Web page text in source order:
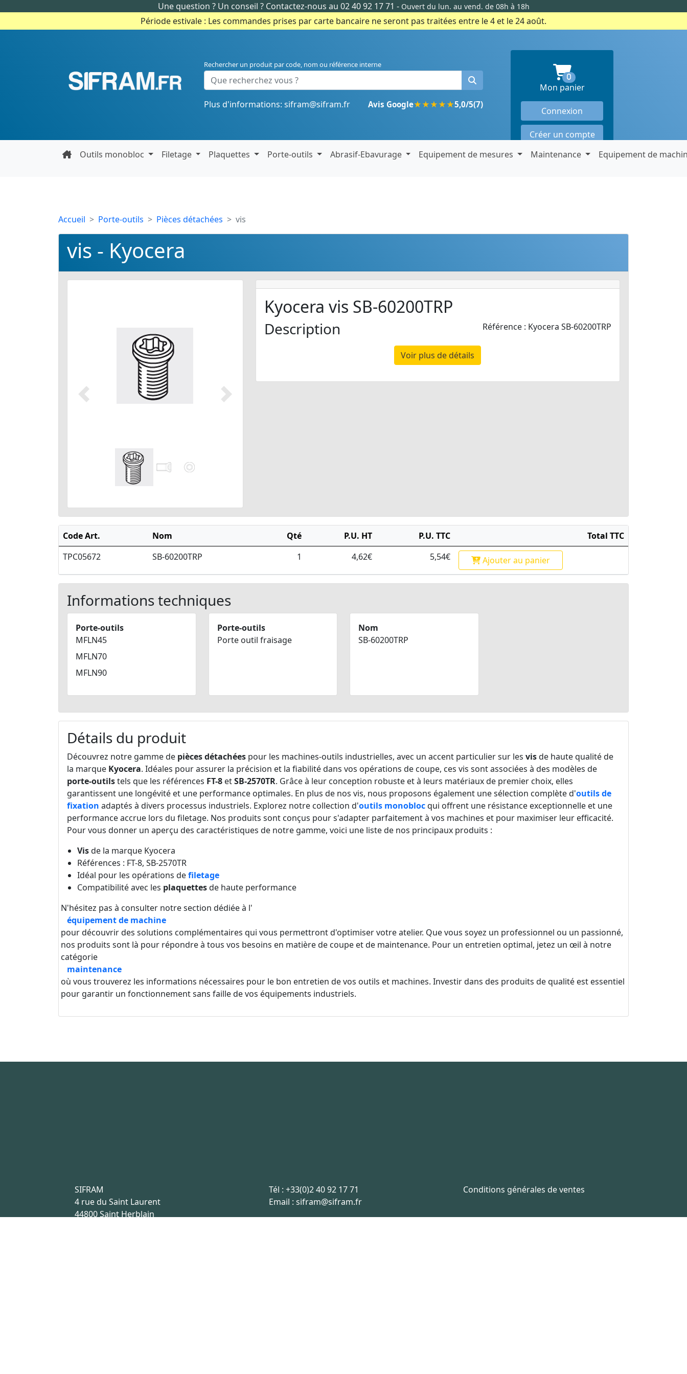
Une question ? Un conseil ?Contactez-nous au 02 40 92 17 71 - Ouvert du lun. au vend. de 08h à 18h
Période estivale : Les commandes prises par carte bancaire ne seront pas traitées entre le 4 et le 24 août.
Rechercher un produit par code, nom ou référence interne
Plus d'informations: sifram@sifram.fr Avis Google★★★★★5,0/5(7)
0produits en panier
Mon panier
Connexion
Créer un compte
Outils monobloc
Filetage Plaquettes Porte-outils Abrasif-Ebavurage Equipement de mesures Maintenance Equipement de
Accueil Porte-outils Pièces détachées vis
vis - Kyocera
Précédent Suivant
Kyocera vis SB-60200TRP
Référence : Kyocera SB-60200TRP
Description
Voir plus de détails
Code Art. Nom Qté P.U. HT P.U. TTC
Total TTC
TPC05672
SB-60200TRP 1 4,62€ 5,54€ Ajouterau panier
Informations techniques
Porte-outils
MFLN45
MFLN70
MFLN90
Porte-outils
Porte outil fraisage
Nom
SB-60200TRP
Détails du produit
Découvrez notre gamme de pièces détachées pour les machines-outils industrielles, avec un accent particulier sur les visde haute qualité de
la marque Kyocera. Idéales pour assurer la précision et la fiabilité dans vos opérations de coupe, ces vis sont associées à des modèles de
porte-outilstels que les références FT-8 etSB-2570TR. Grâce à leur conception robuste et à leurs matériaux de premier choix, elles
garantissent une longévité et une performance optimales. En plus de nos vis, nous proposons également une sélection complète d'outils de
fixation adaptés à divers processus industriels. Explorez notre collection d'outils monoblocqui offrent une résistance exceptionnelle et une
performance accrue lors du filetage. Nos produits sont conçus pour s'adapter parfaitement à vos machines et pour maximiser leur efficacité.
Pour vous donner un aperçu des caractéristiques de notre gamme, voici une liste de nos principaux produits :
Visde la marque Kyocera
Références : FT-8, SB-2570TR
Idéal pour les opérations defiletage
Compatibilité avec les plaquettesde haute performance
N'hésitez pas à consulter notre section dédiée à l'
équipement de machine
pour découvrir des solutions complémentaires qui vous permettront d'optimiser votre atelier. Que vous soyez un professionnel ou un passionné,
nos produits sont là pour répondre à tous vos besoins en matière de coupe et de maintenance. Pour un entretien optimal, jetez un œil à notre
catégorie
maintenance
où vous trouverez les informations nécessaires pour le bon entretien de vos outils et machines. Investir dans des produits de qualité est essentiel
pour garantir un fonctionnement sans faille de vos équipements industriels.
SIFRAM
4 rue du Saint Laurent
44800 Saint Herblain
Tél : +33(0)2 40 92 17 71
Email : sifram@sifram.fr
Conditions générales de ventes